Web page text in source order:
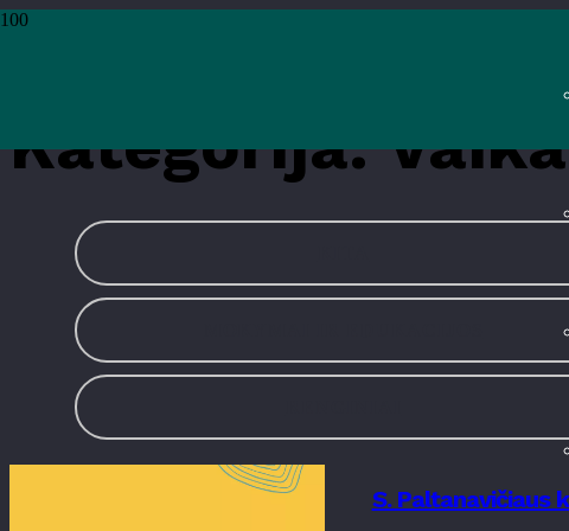
Pradžia
Kategorija:
S. Paltanavičiaus